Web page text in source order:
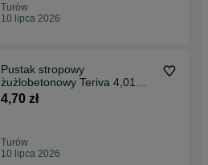
Turów
10 lipca 2026
Pustak stropowy
żużlobetonowy Teriva 4,01
belki rozładunek HDS
4,70 zł
Turów
10 lipca 2026